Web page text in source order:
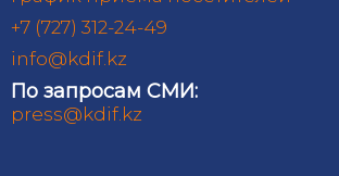
+7 (727) 312-24-49
info@kdif.kz
По запросам СМИ:
press@kdif.kz